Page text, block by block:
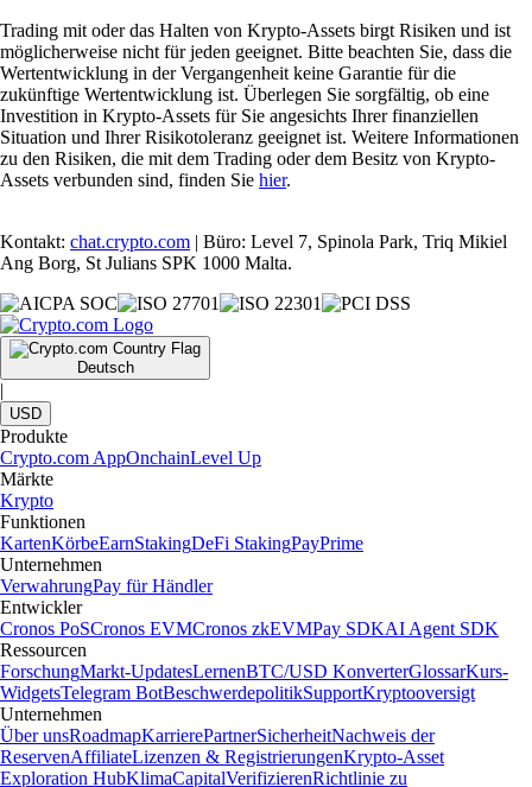
Trading mit oder das Halten von Krypto-Assets birgt Risiken und ist
möglicherweise nicht für jeden geeignet. Bitte beachten Sie, dass die
Wertentwicklung in der Vergangenheit keine Garantie für die
zukünftige Wertentwicklung ist. Überlegen Sie sorgfältig, ob eine
Investition in Krypto-Assets für Sie angesichts Ihrer finanziellen
Situation und Ihrer Risikotoleranz geeignet ist. Weitere Informationen
zu den Risiken, die mit dem Trading oder dem Besitz von Krypto-
Assets verbunden sind, finden Sie hier.
Kontakt: chat.crypto.com | Büro: Level 7, Spinola Park, Triq Mikiel
Ang Borg, St Julians SPK 1000 Malta.
Deutsch
|
USD
Produkte
Crypto.com AppOnchainLevel Up
Märkte
Krypto
Funktionen
KartenKörbeEarnStakingDeFi StakingPayPrime
Unternehmen
VerwahrungPay für Händler
Entwickler
Cronos PoSCronos EVMCronos zkEVMPay SDKAI Agent SDK
Ressourcen
ForschungMarkt-UpdatesLernenBTC/USD KonverterGlossarKurs-
WidgetsTelegram BotBeschwerdepolitikSupportKryptooversigt
Unternehmen
Über unsRoadmapKarrierePartnerSicherheitNachweis der
ReservenAffiliateLizenzen & RegistrierungenKrypto-Asset
Exploration HubKlimaCapitalVerifizierenRichtlinie zu